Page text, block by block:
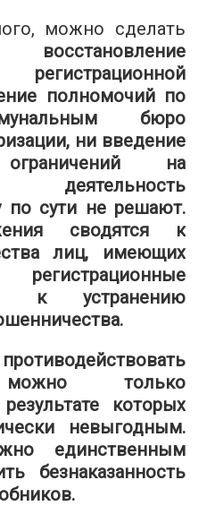
можно сделать
регистрационной
полномочий по
бюро
ни введение
ограничений на
деятельность
по сути не решают.
сводятся к
лиц, имеющих
к устранению
можно только
которых
невыгодным.
единственным
безнаказанность